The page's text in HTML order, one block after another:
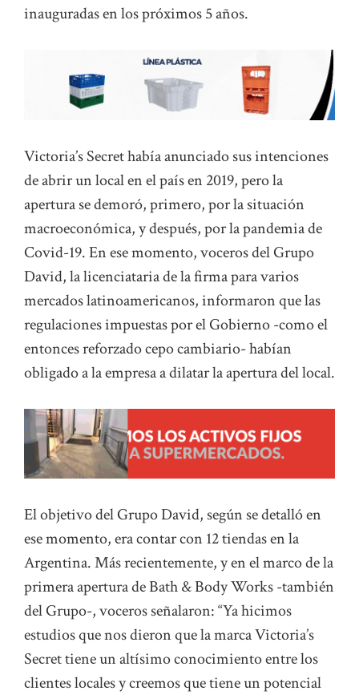
inauguradas en los próximos 5 años.
Victoria’s Secret había anunciado sus intenciones
de abrir un local en el país en 2019, pero la
apertura se demoró, primero, por la situación
macroeconómica, y después, por la pandemia de
Covid-19. En ese momento, voceros del Grupo
David, la licenciataria de la firma para varios
mercados latinoamericanos, informaron que las
regulaciones impuestas por el Gobierno -como el
entonces reforzado cepo cambiario- habían
obligado a la empresa a dilatar la apertura del local.
El objetivo del Grupo David, según se detalló en
ese momento, era contar con 12 tiendas en la
Argentina. Más recientemente, y en el marco de la
primera apertura de Bath & Body Works -también
del Grupo-, voceros señalaron: “Ya hicimos
estudios que nos dieron que la marca Victoria’s
Secret tiene un altísimo conocimiento entre los
clientes locales y creemos que tiene un potencial